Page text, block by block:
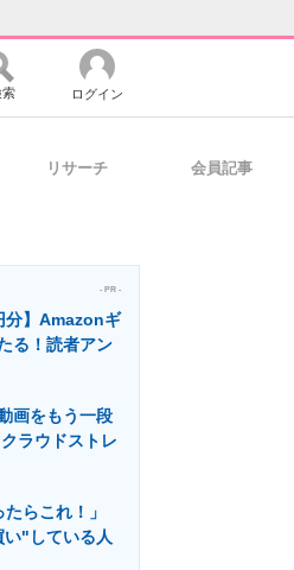
がよく分かる
ーの最前線
索 ログイン
リサーチ 会員記事
- PR -
分】Amazonギ
る！読者アン
画をもう一段
ラウドストレ
らこれ！」
"している人